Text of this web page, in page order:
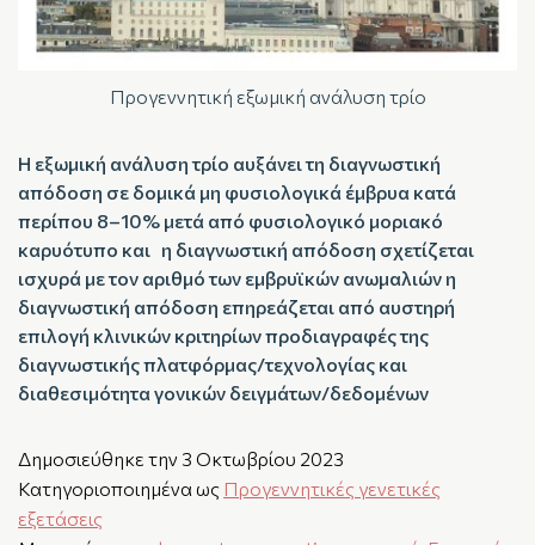
Προγεννητική εξωμική ανάλυση τρίο
Η εξωμική ανάλυση τρίο αυξάνει τη διαγνωστική
απόδοση σε δομικά μη φυσιολογικά έμβρυα κατά
περίπου 8–10% μετά από φυσιολογικό μοριακό
καρυότυπο και η διαγνωστική απόδοση σχετίζεται
ισχυρά με τον αριθμό των εμβρυϊκών ανωμαλιών η
διαγνωστική απόδοση επηρεάζεται από αυστηρή
επιλογή κλινικών κριτηρίων προδιαγραφές της
διαγνωστικής πλατφόρμας/τεχνολογίας και
διαθεσιμότητα γονικών δειγμάτων/δεδομένων
Δημοσιεύθηκε την 3 Οκτωβρίου 2023
Κατηγοριοποιημένα ως Προγεννητικές γενετικές
εξετάσεις